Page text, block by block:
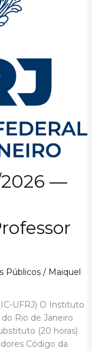
2026 —
Públicos/ Maiquel
UFRJ) O Instituto
Rio de Janeiro
(20 horas)
Código da